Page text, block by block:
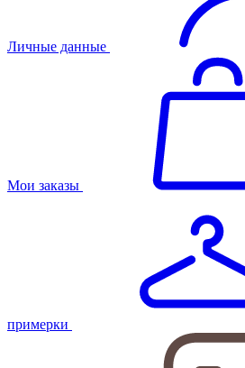
Личные данные
Мои заказы
примерки